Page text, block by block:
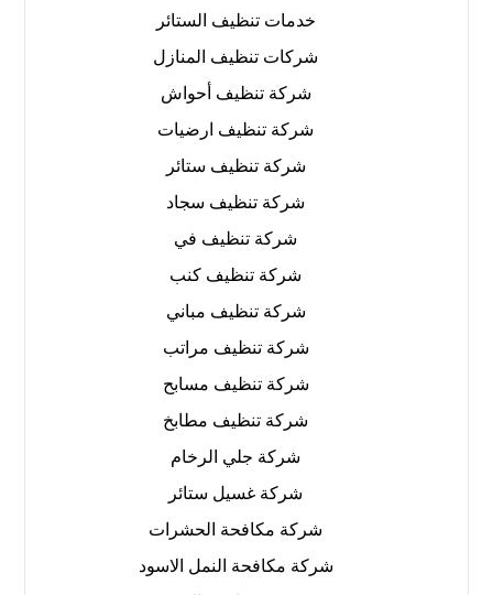
خدمات تنظيف الستائر
شركات تنظيف المنازل
شركة تنظيف أحواش
شركة تنظيف ارضيات
شركة تنظيف ستائر
شركة تنظيف سجاد
شركة تنظيف في
شركة تنظيف كنب
شركة تنظيف مباني
شركة تنظيف مراتب
شركة تنظيف مسابح
شركة تنظيف مطابخ
شركة جلي الرخام
شركة غسيل ستائر
شركة مكافحة الحشرات
شركة مكافحة النمل الاسود